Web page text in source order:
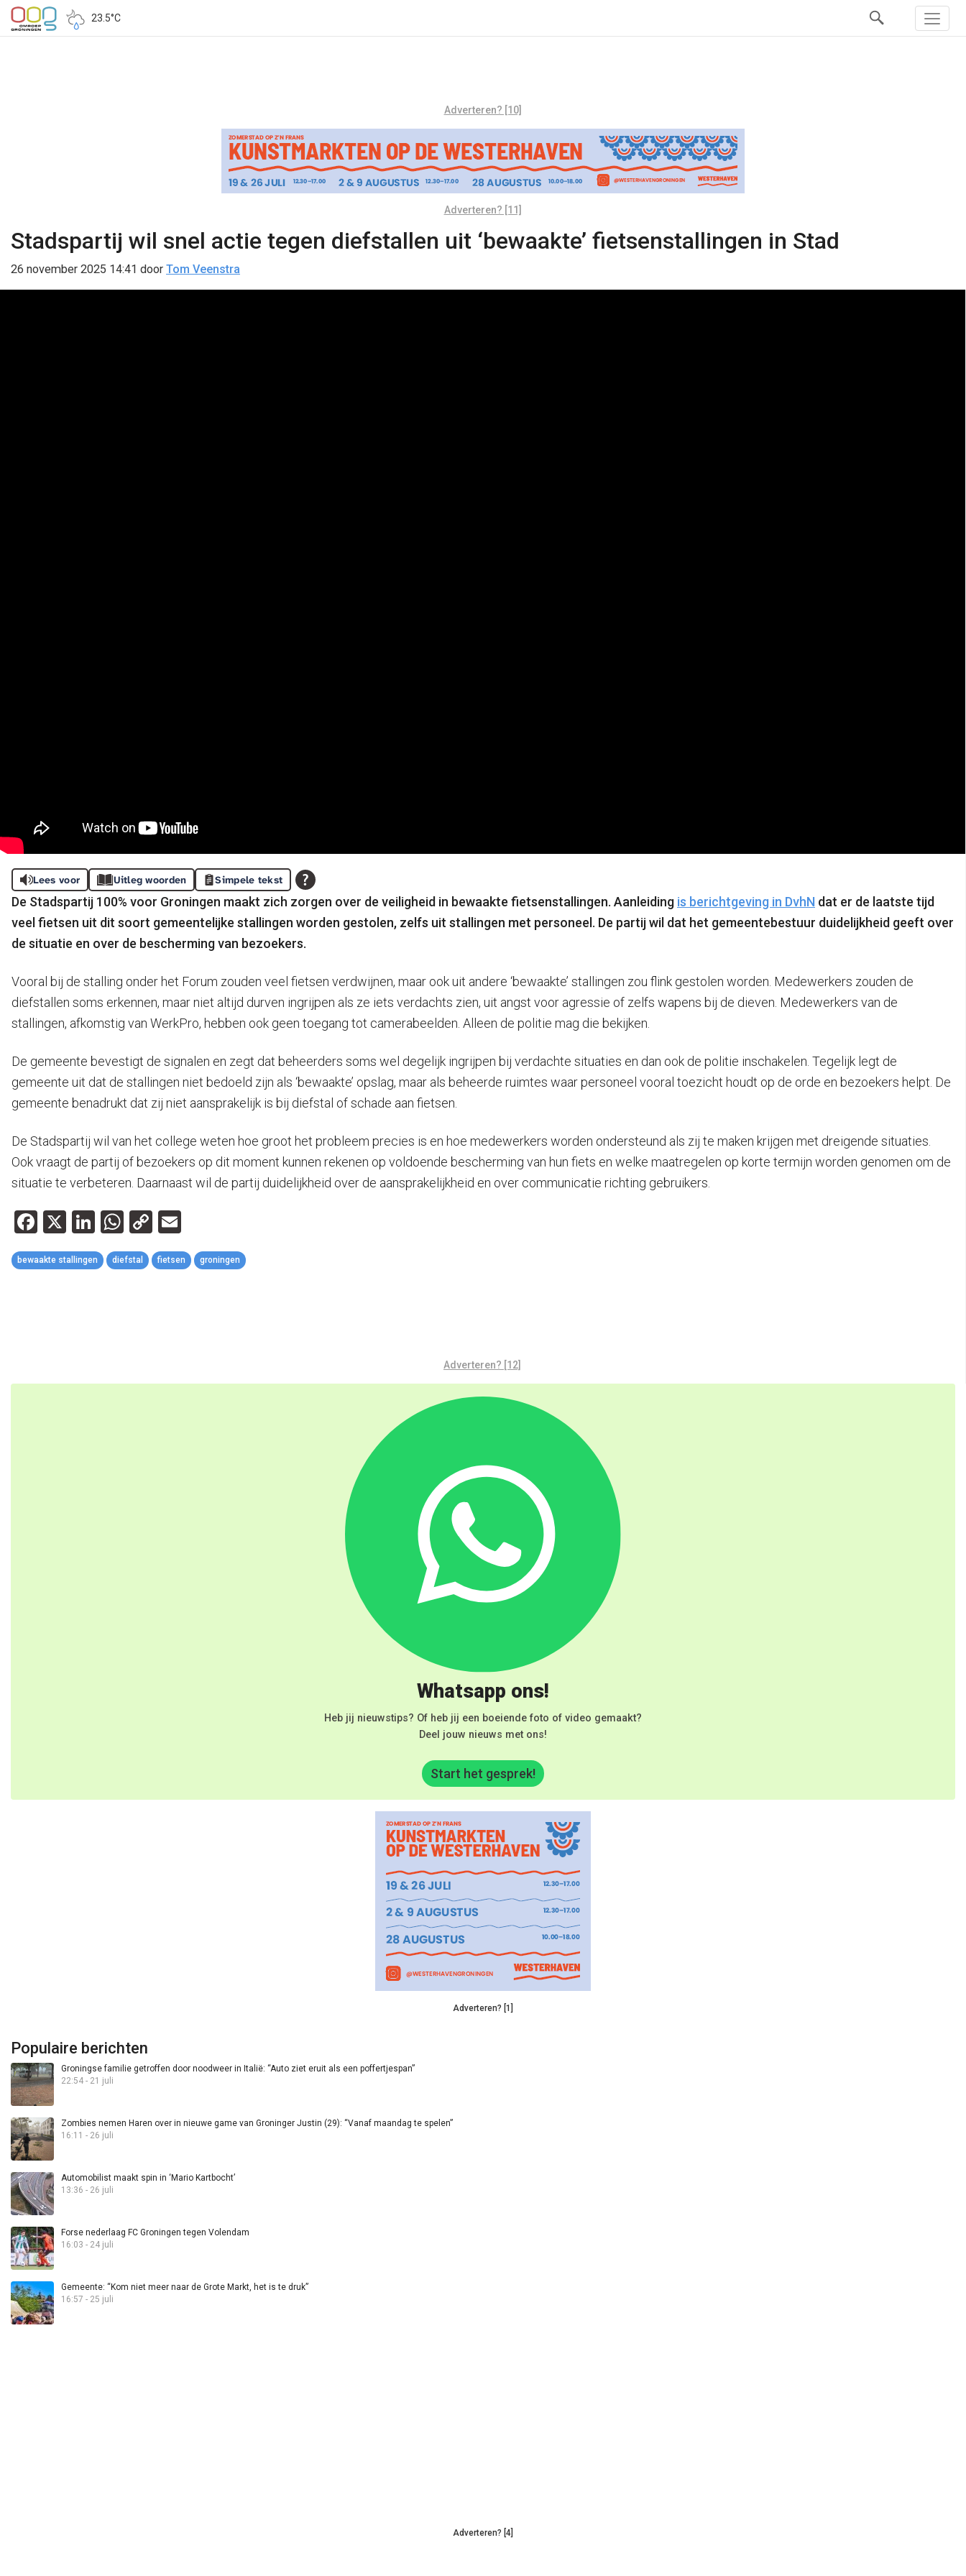
23.5°C
Adverteren? [10]
Adverteren? [11]
Stadspartij wil snel actie tegen diefstallen uit ‘bewaakte’ fietsenstallingen in Stad
26 november 2025 14:41 door Tom Veenstra
Lees voor Uitleg woorden Simpele tekst
De Stadspartij 100% voor Groningen maakt zich zorgen over de veiligheid in bewaakte fietsenstallingen. Aanleiding is berichtgeving in DvhN dat er de laatste tijd
veel fietsen uit dit soort gemeentelijke stallingen worden gestolen, zelfs uit stallingen met personeel. De partij wil dat het gemeentebestuur duidelijkheid geeft over
de situatie en over de bescherming van bezoekers.
Vooral bij de stalling onder het Forum zouden veel fietsen verdwijnen, maar ook uit andere ‘bewaakte’ stallingen zou flink gestolen worden. Medewerkers zouden de
diefstallen soms erkennen, maar niet altijd durven ingrijpen als ze iets verdachts zien, uit angst voor agressie of zelfs wapens bij de dieven. Medewerkers van de
stallingen, afkomstig van WerkPro, hebben ook geen toegang tot camerabeelden. Alleen de politie mag die bekijken.
De gemeente bevestigt de signalen en zegt dat beheerders soms wel degelijk ingrijpen bij verdachte situaties en dan ook de politie inschakelen. Tegelijk legt de
gemeente uit dat de stallingen niet bedoeld zijn als ‘bewaakte’ opslag, maar als beheerde ruimtes waar personeel vooral toezicht houdt op de orde en bezoekers helpt. De
gemeente benadrukt dat zij niet aansprakelijk is bij diefstal of schade aan fietsen.
De Stadspartij wil van het college weten hoe groot het probleem precies is en hoe medewerkers worden ondersteund als zij te maken krijgen met dreigende situaties.
Ook vraagt de partij of bezoekers op dit moment kunnen rekenen op voldoende bescherming van hun fiets en welke maatregelen op korte termijn worden genomen om de
situatie te verbeteren. Daarnaast wil de partij duidelijkheid over de aansprakelijkheid en over communicatie richting gebruikers.
Facebook
X LinkedIn
WhatsApp
Copy
Link
bewaakte stallingen diefstal fietsen groningen
Adverteren? [12]
Whatsapp ons!
Heb jij nieuwstips? Of heb jij een boeiende foto of video gemaakt?
Deel jouw nieuws met ons!
Start het gesprek!
Adverteren? [1]
Populaire berichten
Groningse familie getroffen door noodweer in Italië: “Auto ziet eruit als een poffertjespan”
22:54 - 21 juli
Zombies nemen Haren over in nieuwe game van Groninger Justin (29): “Vanaf maandag te spelen”
16:11 - 26 juli
Automobilist maakt spin in ‘Mario Kartbocht’
13:36 - 26 juli
Forse nederlaag FC Groningen tegen Volendam
16:03 - 24 juli
Gemeente: “Kom niet meer naar de Grote Markt, het is te druk”
16:57 - 25 juli
Adverteren? [4]